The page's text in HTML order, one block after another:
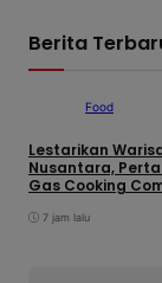
Berita
Food
Lestarikan
Nusantara,
Gas Cooking
7 jam lalu